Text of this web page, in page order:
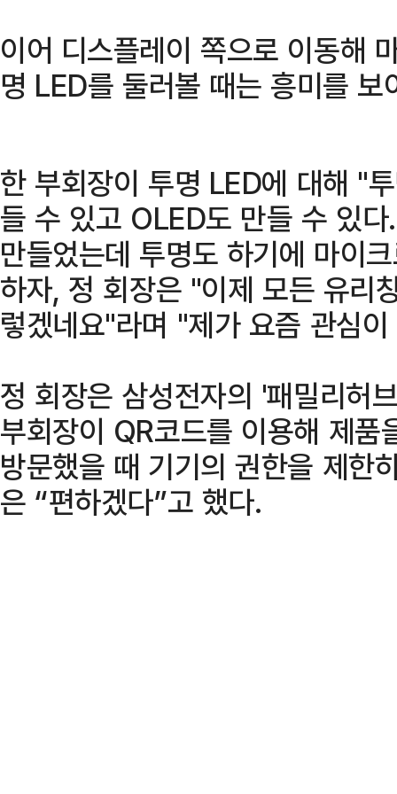
이어 디스플레이 쪽으로 이동해
명 LED를 둘러볼 때는 흥미를 보
한 부회장이 투명 LED에 대해 "
들 수 있고 OLED도 만들 수 있
만들었는데 투명도 하기에 마이
하자, 정 회장은 "이제 모든 유리
렇겠네요"라며 "제가 요즘 관심
정 회장은 삼성전자의 '패밀리허
부회장이 QR코드를 이용해 제품
방문했을 때 기기의 권한을 제한
은 “편하겠다”고 했다.